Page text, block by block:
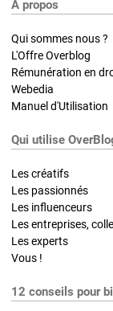
A propos
Qui sommes nous ?
L'Offre Overblog
Rémunération en
Webedia
Manuel d'Utilisation
Qui utilise
Les créatifs
Les passionnés
Les influenceurs
Les entreprises,
Les experts
Vous !
12 conseils pour